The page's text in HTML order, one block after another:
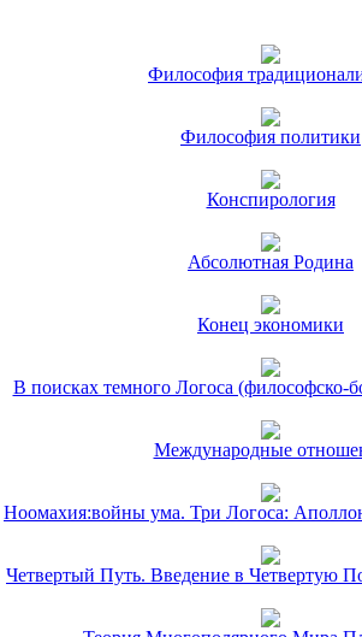
Философия
Философия политики
Конспирология
Абсолютная Родина
Конец экономики
В поисках темного Логоса (философско-
Международные
Ноомахия:войны ума. Три Логоса:
Четвертый Путь. Введение в Четвертую